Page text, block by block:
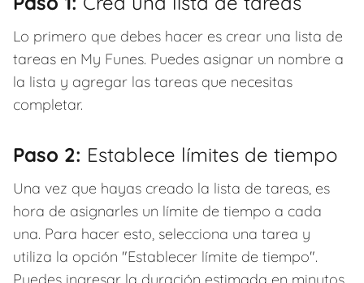
Lo primero que debes hacer es crear una lista de
tareas en My Funes. Puedes asignar un nombre a
la lista y agregar las tareas que necesitas
completar.
Paso 2: Establece límites de tiempo
Una vez que hayas creado la lista de tareas, es
hora de asignarles un límite de tiempo a cada
una. Para hacer esto, selecciona una tarea y
utiliza la opción "Establecer límite de tiempo".